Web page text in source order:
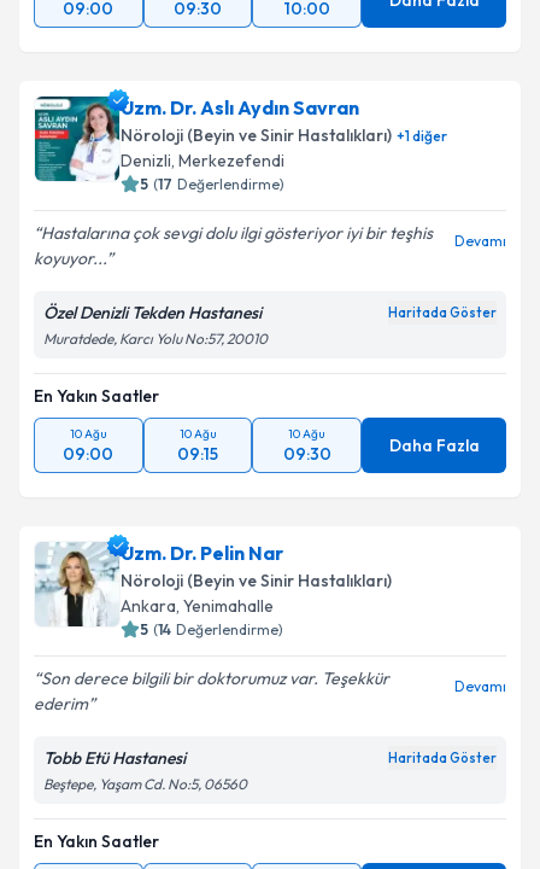
09:00 09:30 10:00
Uzm. Dr. Aslı Aydın Savran
Nöroloji (Beyin ve Sinir Hastalıkları) +1diğer
Denizli, Merkezefendi
5 (17 Değerlendirme)
Hastalarına çok sevgi dolu ilgi gösteriyor iyi bir teşhis
koyuyor...
Devamı
Özel Denizli Tekden Hastanesi Haritada Göster
Muratdede, Karcı Yolu No:57, 20010
En Yakın Saatler
10 Ağu
09:00
10 Ağu
09:15
10 Ağu
09:30 Daha Fazla
Uzm. Dr. Pelin Nar
Nöroloji (Beyin ve Sinir Hastalıkları)
Ankara, Yenimahalle
5 (14 Değerlendirme)
Son derece bilgili bir doktorumuz var. Teşekkür
ederim
Devamı
Tobb Etü Hastanesi Haritada Göster
Beştepe, Yaşam Cd. No:5, 06560
En Yakın Saatler